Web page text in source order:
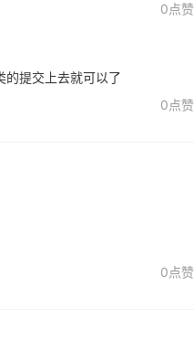
0点赞
的提交上去就可以了
0点赞
0点赞